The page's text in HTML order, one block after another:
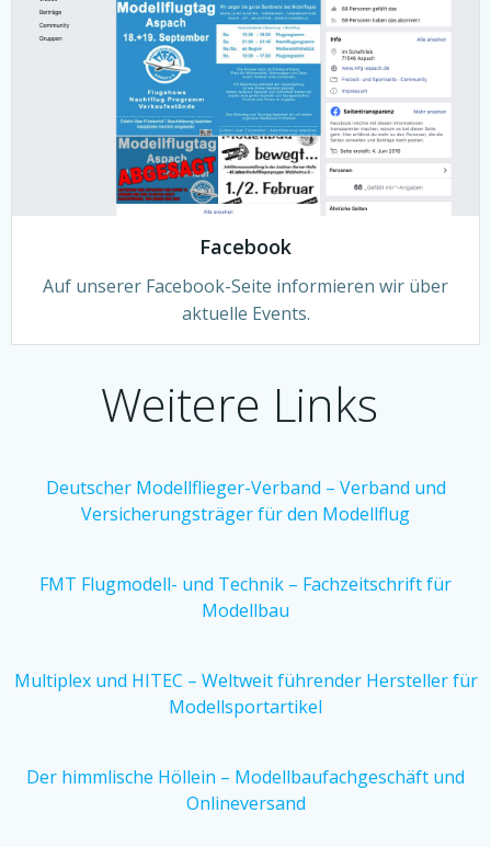
Facebook
Auf unserer Facebook-Seite informieren wir über
aktuelle Events.
Weitere Links
Deutscher Modellflieger-Verband – Verband und
Versicherungsträger für den Modellflug
FMT Flugmodell- und Technik – Fachzeitschrift für
Modellbau
Multiplex und HITEC – Weltweit führender Hersteller für
Modellsportartikel
Der himmlische Höllein – Modellbaufachgeschäft und
Onlineversand